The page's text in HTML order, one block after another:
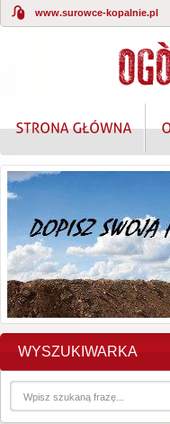
www.surowce-kopalnie.pl
WYSZUKIWARKA